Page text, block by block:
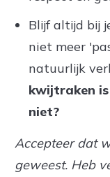
Blijf altijd bij
niet meer
natuurlijk
kwijtraken
niet?
Accepteer dat
geweest. Heb